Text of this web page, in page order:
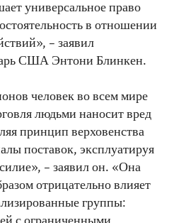
универсальное право
в отношении
– заявил
США Энтони Блинкен.
человек во всем мире
людьми наносит вред
принцип верховенства
поставок, эксплуатируя
– заявил он. «Она
отрицательно влияет
группы: